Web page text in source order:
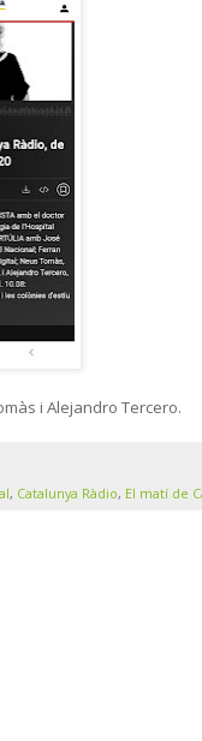
i Alejandro Tercero.
, Catalunya Ràdio, El matí de